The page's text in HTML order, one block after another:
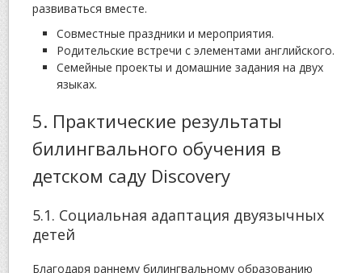
развиваться вместе.
Совместные праздники и мероприятия.
Родительские встречи с элементами английского.
Семейные проекты и домашние задания на двух
языках.
5. Практические результаты
билингвального обучения в
детском саду Discovery
5.1. Социальная адаптация двуязычных
детей
Благодаря раннему билингвальному образованию